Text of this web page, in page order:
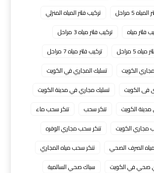
5 مراحل
تركيب فلتر المياه المنزلي
فلتر مياه
تركيب فلتر مياه 3 مراحل
5 مراحل
تركيب فلتر مياه 7 مراحل
الكويت
تسليك المجاري في الكويت
فى الكويت
تسليك مجاري في مدينة الكويت
الكويت
تنكر سحب
تنكر سحب ماء
مجاري الكويت
تنكر سحب مجاري الوفره
الصرف الصحي
تنكر سحب مياه المجاري
صحي في الكويت
سباك صحي السالمية